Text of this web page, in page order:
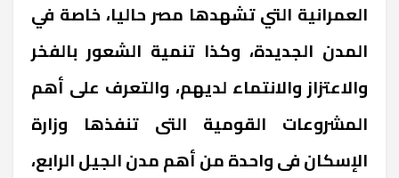
العمرانية التي تشهدها مصر حاليا، خاصة في
المدن الجديدة، وكذا تنمية الشعور بالفخر
والاعتزاز والانتماء لديهم، والتعرف على أهم
المشروعات القومية التى تنفذها وزارة
الإسكان فى واحدة من أهم مدن الجيل الرابع،